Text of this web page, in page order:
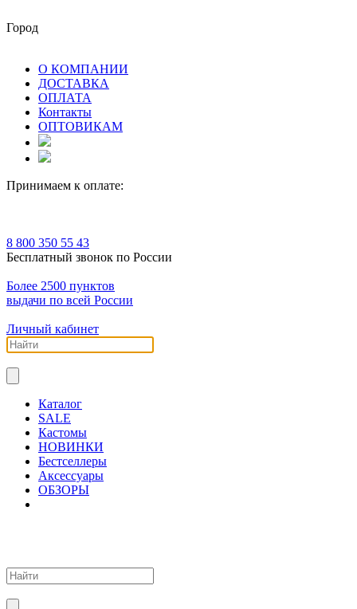
Город
О КОМПАНИИ
ДОСТАВКА
ОПЛАТА
Контакты
ОПТОВИКАМ
Принимаем к оплате:
8 800 350 55 43
Бесплатный звонок по России
Более 2500 пунктов
выдачи по всей России
Личный кабинет
Каталог
SALE
Кастомы
НОВИНКИ
Бестселлеры
Аксессуары
ОБЗОРЫ